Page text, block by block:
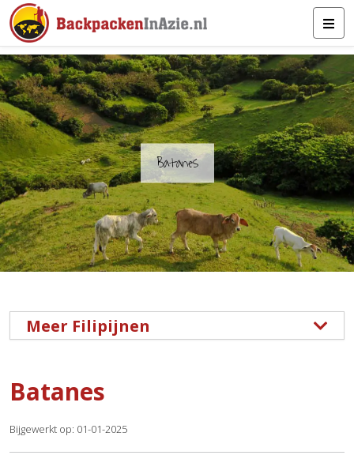
Batanes
Meer Filipijnen
Batanes
Bijgewerkt op: 01-01-2025